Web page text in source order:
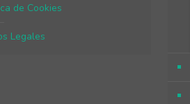
de Cookies
Legales